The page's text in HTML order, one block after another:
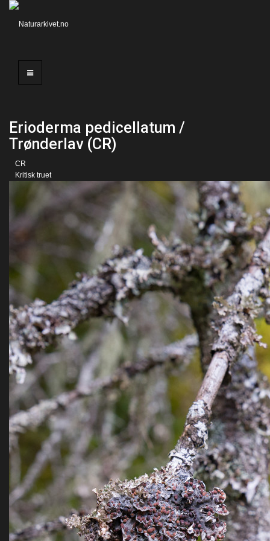
Erioderma pedicellatum /
Trønderlav (CR)
CR
Kritisk truet